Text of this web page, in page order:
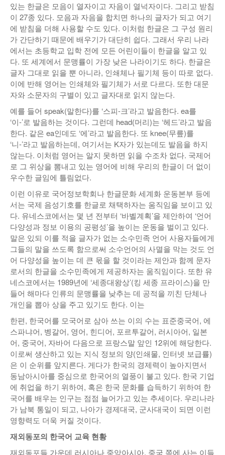
있는 한글은 모음이 열자이고 자음이 열넉자이다. 그리고 받침
이 27종 있다. 모음과 자음을 합치면 하나의 글자가 되고 여기
에 받침을 더해 사용할 수도 있다. 이처럼 한글은 그 구성 원리
가 간단하기 때문에 배우기가 대단히 쉽다. 그래서 우리 나라
에서는 초등학교 입학 전에 모든 어린이들이 한글을 알고 있
다. 또 세계에서 문맹률이 가장 낮은 나라이기도 하다. 한글은
글자 그대로 읽을 뿐 아니라, 인쇄체나 필기체 등이 따로 없다.
이에 반해 영어는 인쇄체와 필기체가 서로 다르다. 또한 대문
자와 소문자의 구별이 있고 글자대로 읽지 않는다.
예를 들어 speak(말한다)를 ‘스피-크’라고 발음한다. ea를
‘이-’로 발음하는 것이다. 그런데 head(머리)는 ‘헤드’라고 발음
한다. 같은 ea인데도 ‘에’라고 발음한다. 또 knee(무릎)를
‘니-’라고 발음하는데, 여기서는 K자가 있는데도 발음을 하지
않는다. 이처럼 영어는 알지 못하면 읽을 수조차 없다. 국제어
로 그 위상을 뽐내고 있는 영어에 비해 우리의 한글이 더 없이
우수한 글임에 틀림없다.
이런 이유로 국어정보학회나 한글문화 세계화 운동본부 등에
서는 국제 음성기호를 한글로 채택하자는 움직임을 보이고 있
다. 유네스코에서는 몇 년 전부터 ‘바벨계획’을 제안하여 ‘언어
다양성과 정보 이용의 공평성’을 높이는 운동을 벌이고 있다.
말은 있되 이를 적을 글자가 없는 소수민족 언어 사용자들에게
그들의 말을 쓰도록 함으로써 소수언어의 사멸을 막는 것도 언
어 다양성을 높이는 데 큰 몫을 할 것이라는 제안과 함께 문자
로서의 한글을 소수민족에게 제공하자는 움직임이다. 또한 유
네스코에서는 1989년에 ‘세종대왕상’(킹 세종 프라이스)을 만
들어 해마다 인류의 문맹률을 낮추는 데 공적을 끼친 단체나
개인을 뽑아 상을 주고 있기도 한다. 이는
한편, 한국어를 모국어로 삼아 쓰는 이의 수는 표준중국어, 에
스파냐어, 벵갈어, 영어, 힌디어, 포르투갈어, 러시아어, 일본
어, 중국어, 자바어 다음으로 프랑스말 앞인 12위에 해당한다.
이로써 생산하고 있는 지식 정보의 양(인쇄물, 인터넷 보급률)
은 이 순위를 앞지른다. 게다가 한국의 경제력이 높아지면서
동남아시아를 중심으로 한국어의 열풍이 불고 있다. 한국 기업
에 취업을 하기 위하여, 혹은 한국 문화를 습득하기 위하여 한
국어를 배우는 인구는 점점 늘어가고 있는 추세이다. 우리나라
가 남북 통일이 되고, 나아가 경제대국, 군사대국이 되면 이런
영향력도 더욱 커질 것이다.
재외동포의 한국어 교육 현황
재외동포들 가운데 러시아나 중앙아시아, 중국 쪽에 사는 이들